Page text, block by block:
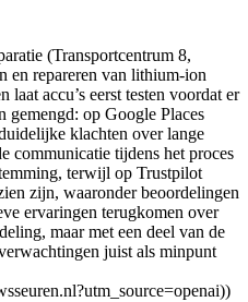
(Transportcentrum 8,
en repareren van lithium-ion
laat accu’s eerst testen voordat er
gemengd: op Google Places
klachten over lange
communicatie tijdens het proces
terwijl op Trustpilot
zijn, waaronder beoordelingen
ervaringen terugkomen over
maar met een deel van de
juist als minpunt